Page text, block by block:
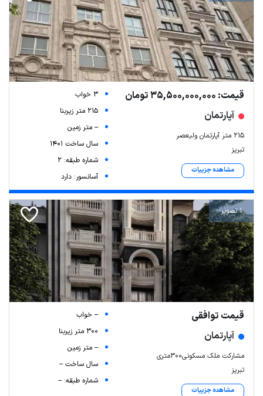
قیمت: 35,500,000,000 تومان
آپارتمان
۲۱۵ متر آپارتمان ولیعصر
تبریز
مشاهده جزییات
3 خواب
215 متر زیربنا
-- متر زمین
سال ساخت 1401
شماره طبقه: 2
آسانسور: دارد
1 تصویر
قیمت توافقی
آپارتمان
مشارکت ملک مسکونی۳۰۰متری
تبریز
مشاهده جزییات
-- خواب
300 متر زیربنا
-- متر زمین
سال ساخت --
شماره طبقه: --